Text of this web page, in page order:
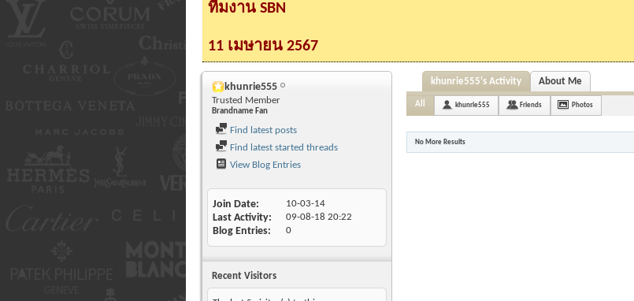
ทีมงาน SBN
11 เมษายน 2567
khunrie555
Trusted Member
Brandname Fan
Find latest posts
Find latest started threads
View Blog Entries
Join Date 10-03-14
Last Activity 09-08-18 20:22
Blog Entries 0
Recent Visitors
khunrie555's Activity About Me
All khunrie555 Friends Photos
No More Results